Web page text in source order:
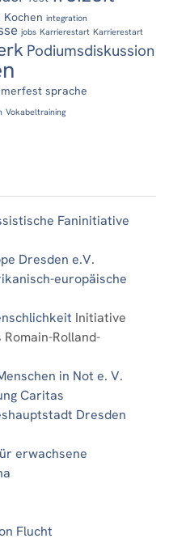
Kochen integration
jobs Karrierestart Karrierestart
Podiumsdiskussion
sprache
Vokabeltraining
Faninitiative
Dresden e.V.
europäische
Initiative
Rolland-
in Not e. V.
Caritas
Dresden
erwachsene
Flucht